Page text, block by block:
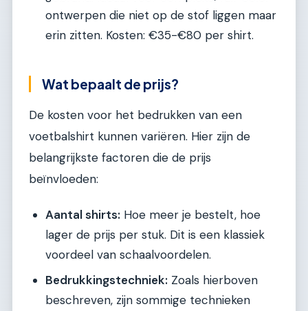
ontwerpen die niet op de stof liggen maar
erin zitten. Kosten: €35-€80 per shirt.
Wat bepaalt de prijs?
De kosten voor het bedrukken van een
voetbalshirt kunnen variëren. Hier zijn de
belangrijkste factoren die de prijs
beïnvloeden:
Aantal shirts: Hoe meer je bestelt, hoe
lager de prijs per stuk. Dit is een klassiek
voordeel van schaalvoordelen.
Bedrukkingstechniek: Zoals hierboven
beschreven, zijn sommige technieken